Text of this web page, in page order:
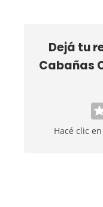
Dejá tu
Cabañas
Hacé clic